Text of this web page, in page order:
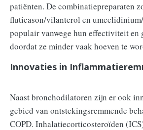
patiënten. De combinatiepreparaten
fluticason/vilanterol en
populair vanwege hun effectiviteit en
doordat ze minder vaak hoeven te
Innovaties in
Naast bronchodilatoren zijn er ook
gebied van ontstekingsremmende
COPD. Inhalatiecorticosteroïden